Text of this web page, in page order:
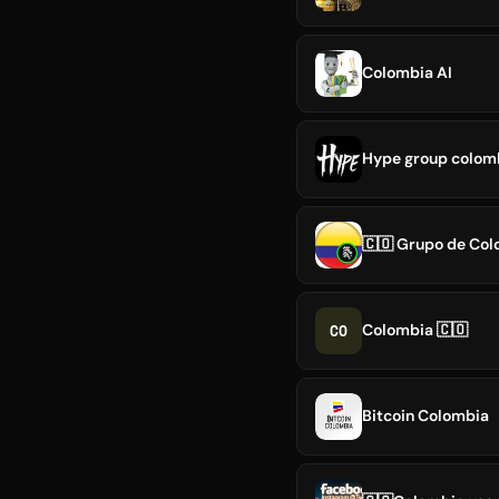
Colombia AI
Hype group
🇨🇴 Grupo de
CO Colombia 🇨🇴
Bitcoin Colombia